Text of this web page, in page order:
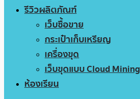
รีวิวผลิตภัณฑ์
เว็บซื้อขาย
กระเป๋าเก็บเหรียญ
เครื่องขุด
เว็บขุดแบบ Cloud Mining
ห้องเรียน